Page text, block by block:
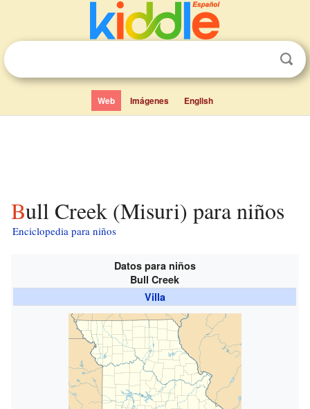
Web Imágenes English
Bull Creek (Misuri) para niños
Enciclopedia para niños
Datos para niños
Bull Creek
Villa